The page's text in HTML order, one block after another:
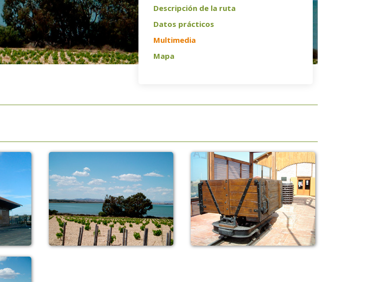
Descripción de la ruta
Datos prácticos
Multimedia
Mapa